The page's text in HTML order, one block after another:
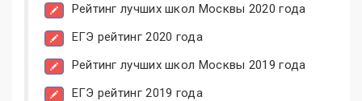
Рейтинг лучших школ Москвы 2020 года
ЕГЭ рейтинг 2020 года
Рейтинг лучших школ Москвы 2019 года
ЕГЭ рейтинг 2019 года